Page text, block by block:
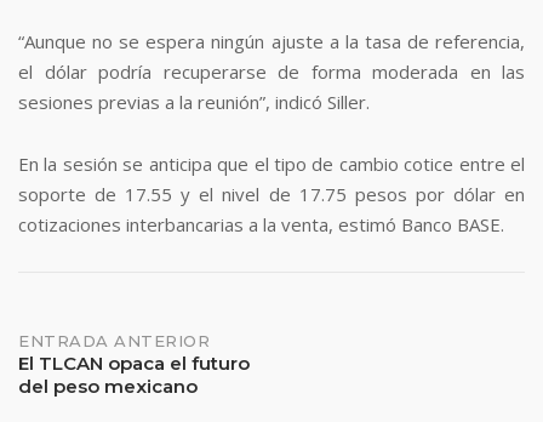
“Aunque no se espera ningún ajuste a la tasa de referencia,
el dólar podría recuperarse de forma moderada en las
sesiones previas a la reunión”, indicó Siller.
En la sesión se anticipa que el tipo de cambio cotice entre el
soporte de 17.55 y el nivel de 17.75 pesos por dólar en
cotizaciones interbancarias a la venta, estimó Banco BASE.
Navegación
de
ENTRADA ANTERIOR
El TLCAN opaca el futuro
del peso mexicano